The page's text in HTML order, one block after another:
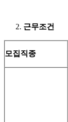
근무조건
모집직종